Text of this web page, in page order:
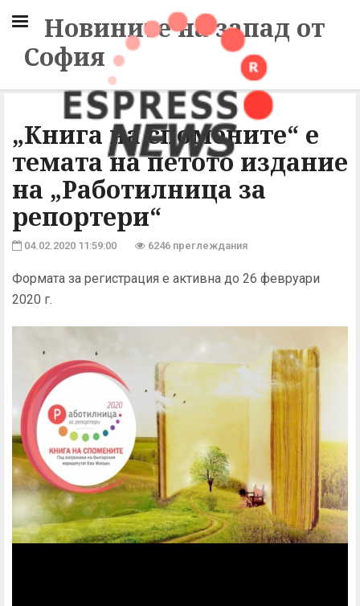
Новините на запад от
София
„Книга на спомените“ е
темата на петото издание
на „Работилница за
репортери“
04.02.2020 11:59:00 6246 преглеждания
Формата за регистрация е активна до 26 февруари
2020 г.